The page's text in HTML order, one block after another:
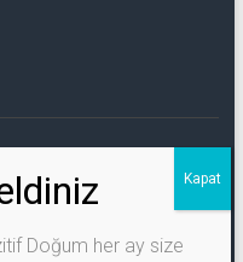
Doğum her ay size